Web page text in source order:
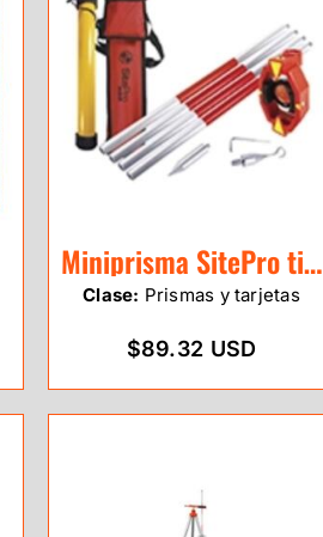
Miniprisma SitePro tipo Leica
Clase: Prismas y tarjetas
$89.32 USD